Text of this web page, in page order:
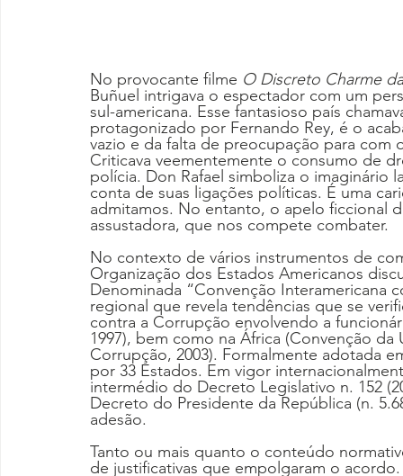
No provocante filme O Discreto Charme
Buñuel intrigava o espectador com um
sul-americana. Esse fantasioso país
protagonizado por Fernando Rey, é o
vazio e da falta de preocupação para
Criticava veementemente o consumo de
polícia. Don Rafael simboliza o
conta de suas ligações políticas. É uma
admitamos. No entanto, o apelo ficcional
assustadora, que nos compete combater.
No contexto de vários instrumentos de
Organização dos Estados Americanos
Denominada “Convenção
regional que revela tendências que se
contra a Corrupção envolvendo a
1997), bem como na África (Convenção
Corrupção, 2003). Formalmente adotada
por 33 Estados. Em vigor
intermédio do Decreto Legislativo n. 152
Decreto do Presidente da República (n.
adesão.
Tanto ou mais quanto o conteúdo
de justificativas que empolgaram o